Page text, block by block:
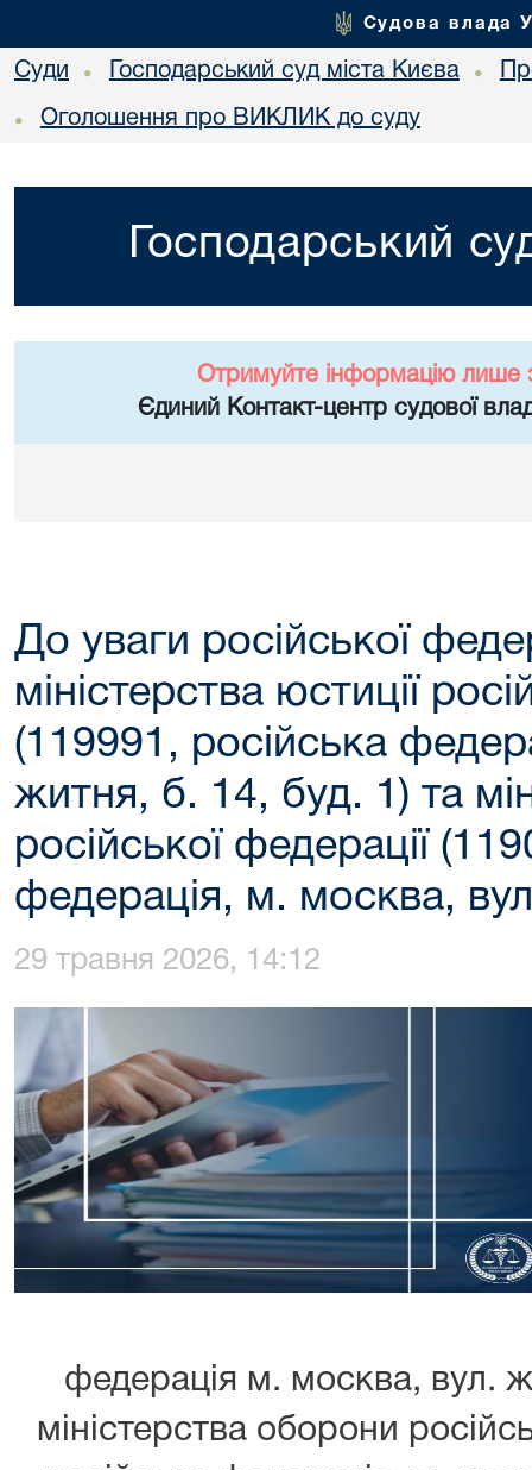
Судова влада
Суди • Господарський суд міста Києва •
• Оголошення про ВИКЛИК до суду
Господарський
Отримуйте інформацію лише
Єдиний Контакт-центр судової
До уваги російської
міністерства юстиції
(119991, російська
житня, б. 14, буд. 1) та
російської федерації
федерація, м. москва,
29 травня 2026, 14:12
федерація м. москва, вул.
міністерства оборони